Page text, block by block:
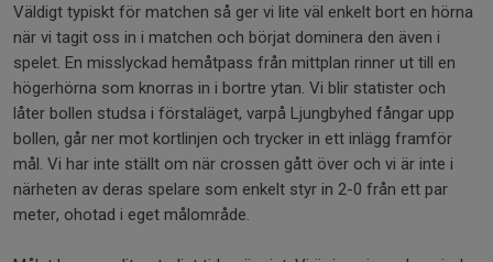
Väldigt typiskt för matchen så ger vi lite väl enkelt bort en hörna
när vi tagit oss in i matchen och börjat dominera den även i
spelet. En misslyckad hemåtpass från mittplan rinner ut till en
högerhörna som knorras in i bortre ytan. Vi blir statister och
låter bollen studsa i förstaläget, varpå Ljungbyhed fångar upp
bollen, går ner mot kortlinjen och trycker in ett inlägg framför
mål. Vi har inte ställt om när crossen gått över och vi är inte i
närheten av deras spelare som enkelt styr in 2-0 från ett par
meter, ohotad i eget målområde.